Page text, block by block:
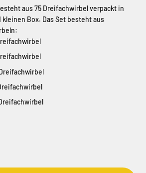
aus 75 Dreifachwirbel verpackt in
Box. Das Set besteht aus